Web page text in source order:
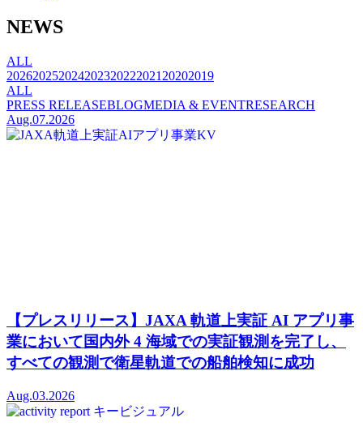
NEWS
ALL
202620252024202320222021 20202019
ALL
PRESS RELEASEBLOGMEDIA & EVENTRESEARCH
Aug.07.2026
【プレスリリース】JAXA 軌道上実証 AI アプリ事
業において国内外 4 海域での実証観測を完了し、
すべての観測で衛星軌道での船舶検知に成功
Aug.03.2026